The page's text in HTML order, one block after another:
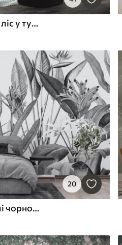
Високі дерева на холмах, ліс у тумані
20
Тропічні рослини джунглі чорно-білий колір